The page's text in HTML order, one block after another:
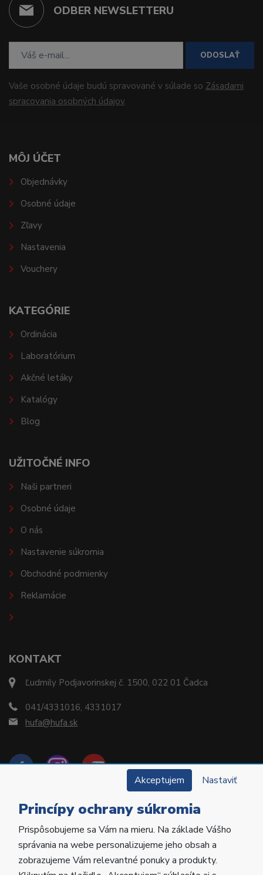
ODBER NEWSLETTERU
ODOSLAŤ
Vaše osobné údaje budú spravované v súlade so Zásadami
spracovania osobných údajov.
KONTAKT
Ľudmily Podjavorinskej č. 1500, 022 01 Čadca
041/4331016, 4331017
hufa@hufa.sk
MÔJ ÚČET
Objednávky
Osobné údaje
Zľavy
Nastavenia
Vouchery
KATEGÓRIE
Ordinácia
Laboratórium
Akčné letáky
Katalógy
Blog
UŽITOČNÉ INFO
Naši partneri
Osobné údaje
O nás
Nastavenie súkromia
Obchodné podmienky
Reklamácie
Copyright © 2022 Hu-Fa Dental a.s. Všetky práva
vyhradené.
Akceptujem Nastaviť
Princípy ochrany súkromia
Prispôsobujeme sa Vám na mieru. Na základe Vášho
správania na webe personalizujeme jeho obsah a
zobrazujeme Vám relevantné ponuky a produkty.